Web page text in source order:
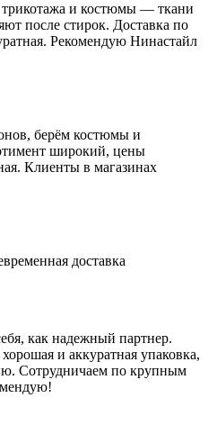
трикотажа и костюмы — ткани
после стирок. Доставка по
Рекомендую Нинастайл
берём костюмы и
широкий, цены
Клиенты в магазинах
доставка
как надежный партнер.
и аккуратная упаковка,
Сотрудничаем по крупным